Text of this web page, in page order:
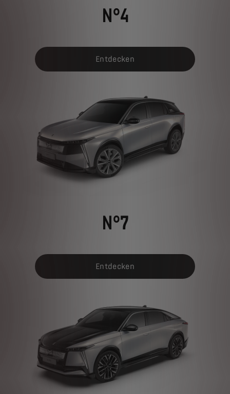
N°4
Entdecken
N°7
Entdecken